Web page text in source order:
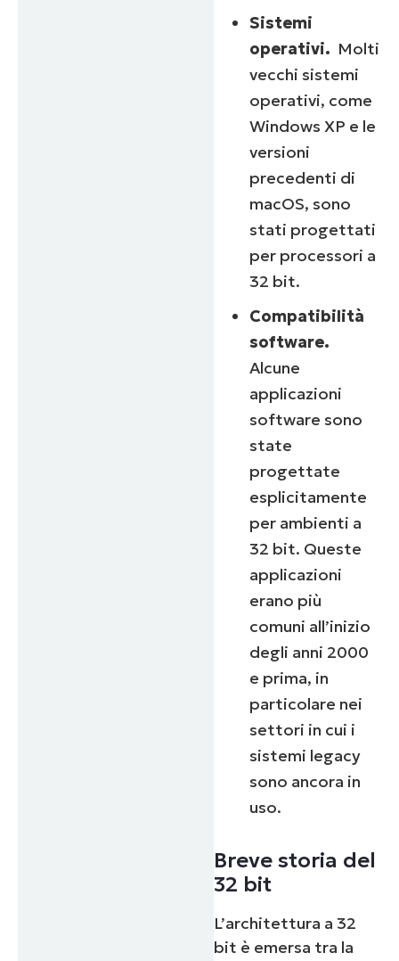
Sistemi
operativi. Molti
vecchi sistemi
operativi, come
Windows XP e le
versioni
precedenti di
macOS, sono
stati progettati
per processori a
32 bit.
Compatibilità
software.
Alcune
applicazioni
software sono
state
progettate
esplicitamente
per ambienti a
32 bit. Queste
applicazioni
erano più
comuni all’inizio
degli anni 2000
e prima, in
particolare nei
settori in cui i
sistemi legacy
sono ancora in
uso.
Breve storia del
32 bit
L’architettura a 32
bit è emersa tra la